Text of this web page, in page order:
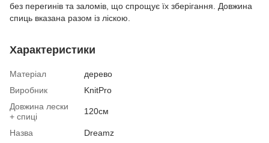
без перегинів та заломів, що спрощує їх зберігання. Довжина
спиць вказана разом із ліскою.
Характеристики
Матеріал
дерево
Виробник
KnitPro
Довжина лески
+ спиці
120см
Назва
Dreamz